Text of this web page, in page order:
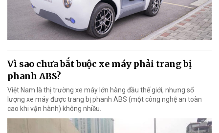
Vì sao chưa bắt buộc xe máy phải trang bị
phanh ABS?
Việt Nam là thị trường xe máy lớn hàng đầu thế giới, nhưng số
lượng xe máy được trang bị phanh ABS (một công nghệ an toàn
cao khi vận hành) không nhiều.